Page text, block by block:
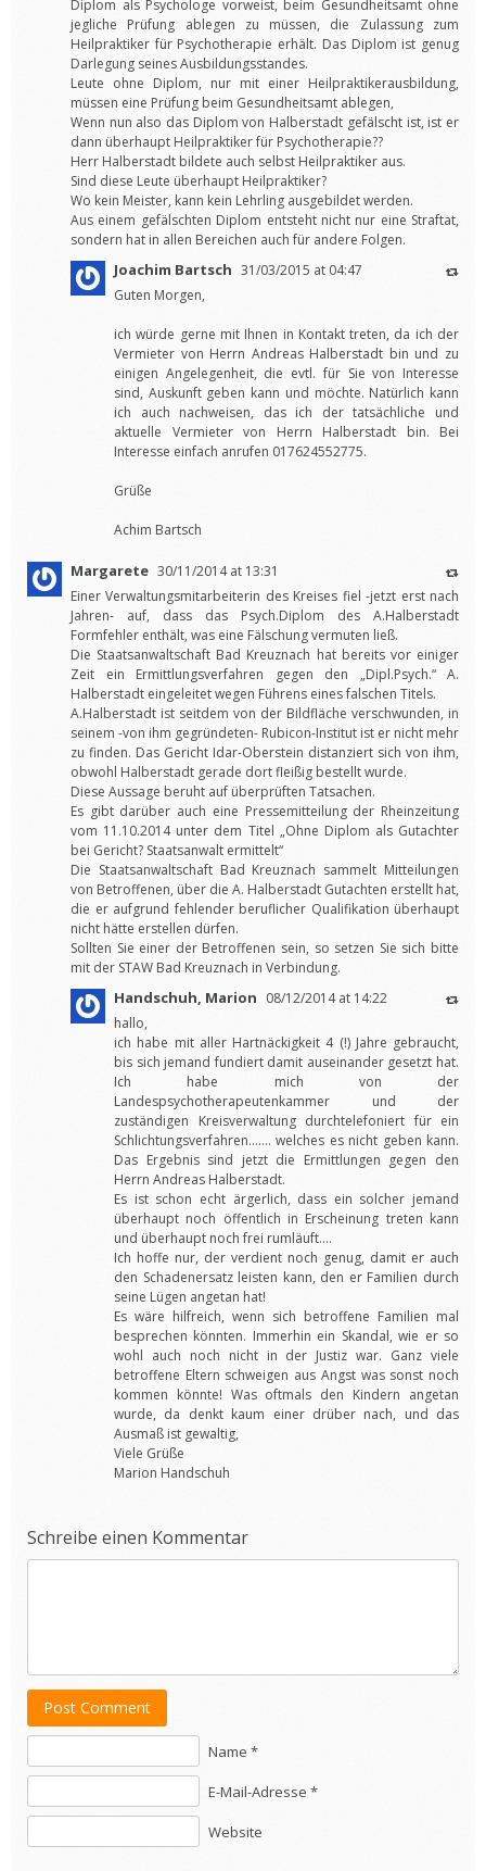
Diplom als Psychologe vorweist, beim Gesundheitsamt ohne
jegliche Prüfung ablegen zu müssen, die Zulassung zum
Heilpraktiker für Psychotherapie erhält. Das Diplom ist genug
Darlegung seines Ausbildungsstandes.
Leute ohne Diplom, nur mit einer Heilpraktikerausbildung,
müssen eine Prüfung beim Gesundheitsamt ablegen,
Wenn nun also das Diplom von Halberstadt gefälscht ist, ist er
dann überhaupt Heilpraktiker für Psychotherapie??
Herr Halberstadt bildete auch selbst Heilpraktiker aus.
Sind diese Leute überhaupt Heilpraktiker?
Wo kein Meister, kann kein Lehrling ausgebildet werden.
Aus einem gefälschten Diplom entsteht nicht nur eine Straftat,
sondern hat in allen Bereichen auch für andere Folgen.
Joachim Bartsch 31/03/2015 at 04:47
Guten Morgen,
ich würde gerne mit Ihnen in Kontakt treten, da ich der
Vermieter von Herrn Andreas Halberstadt bin und zu
einigen Angelegenheit, die evtl. für Sie von Interesse
sind, Auskunft geben kann und möchte. Natürlich kann
ich auch nachweisen, das ich der tatsächliche und
aktuelle Vermieter von Herrn Halberstadt bin. Bei
Interesse einfach anrufen 017624552775.
Grüße
Achim Bartsch
Margarete 30/11/2014 at 13:31
Einer Verwaltungsmitarbeiterin des Kreises fiel -jetzt erst nach
Jahren- auf, dass das Psych.Diplom des A.Halberstadt
Formfehler enthält, was eine Fälschung vermuten ließ.
Die Staatsanwaltschaft Bad Kreuznach hat bereits vor einiger
Zeit ein Ermittlungsverfahren gegen den „Dipl.Psych.“ A.
Halberstadt eingeleitet wegen Führens eines falschen Titels.
A.Halberstadt ist seitdem von der Bildfläche verschwunden, in
seinem -von ihm gegründeten- Rubicon-Institut ist er nicht mehr
zu finden. Das Gericht Idar-Oberstein distanziert sich von ihm,
obwohl Halberstadt gerade dort fleißig bestellt wurde.
Diese Aussage beruht auf überprüften Tatsachen.
Es gibt darüber auch eine Pressemitteilung der Rheinzeitung
vom 11.10.2014 unter dem Titel „Ohne Diplom als Gutachter
bei Gericht? Staatsanwalt ermittelt“
Die Staatsanwaltschaft Bad Kreuznach sammelt Mitteilungen
von Betroffenen, über die A. Halberstadt Gutachten erstellt hat,
die er aufgrund fehlender beruflicher Qualifikation überhaupt
nicht hätte erstellen dürfen.
Sollten Sie einer der Betroffenen sein, so setzen Sie sich bitte
mit der STAW Bad Kreuznach in Verbindung.
Handschuh, Marion 08/12/2014 at 14:22
hallo,
ich habe mit aller Hartnäckigkeit 4 (!) Jahre gebraucht,
bis sich jemand fundiert damit auseinander gesetzt hat.
Ich habe mich von der
Landespsychotherapeutenkammer und der
zuständigen Kreisverwaltung durchtelefoniert für ein
Schlichtungsverfahren……. welches es nicht geben kann.
Das Ergebnis sind jetzt die Ermittlungen gegen den
Herrn Andreas Halberstadt.
Es ist schon echt ärgerlich, dass ein solcher jemand
überhaupt noch öffentlich in Erscheinung treten kann
und überhaupt noch frei rumläuft….
Ich hoffe nur, der verdient noch genug, damit er auch
den Schadenersatz leisten kann, den er Familien durch
seine Lügen angetan hat!
Es wäre hilfreich, wenn sich betroffene Familien mal
besprechen könnten. Immerhin ein Skandal, wie er so
wohl auch noch nicht in der Justiz war. Ganz viele
betroffene Eltern schweigen aus Angst was sonst noch
kommen könnte! Was oftmals den Kindern angetan
wurde, da denkt kaum einer drüber nach, und das
Ausmaß ist gewaltig,
Viele Grüße
Marion Handschuh
Schreibe einen Kommentar
Post Comment
Name *
E-Mail-Adresse *
Website